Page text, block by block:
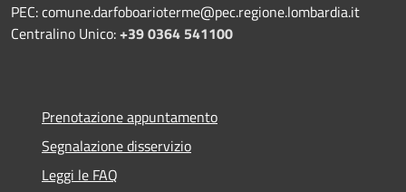
PEC: comune.darfoboarioterme@pec.regione.lombardia.it
Centralino Unico:+39 0364 541100
Prenotazione appuntamento
Segnalazione disservizio
Leggi le FAQ